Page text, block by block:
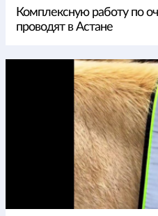
Комплексную работу по
проводят в Астане